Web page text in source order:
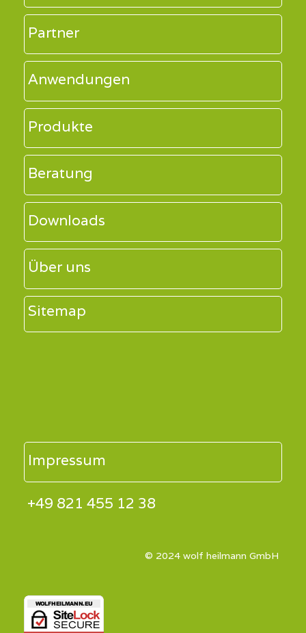
Partner
Anwendungen
Produkte
Beratung
Downloads
Über uns
Sitemap
Impressum
+49 821 455 12 38
© 2024 wolf heilmann GmbH